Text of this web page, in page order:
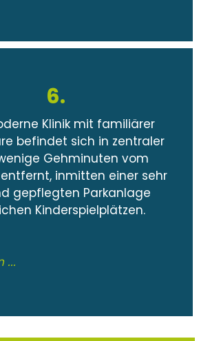
6.
Klinik mit familiärer
befindet sich in zentraler
Gehminuten vom
inmitten einer sehr
gepflegten Parkanlage
Kinderspielplätzen.
...